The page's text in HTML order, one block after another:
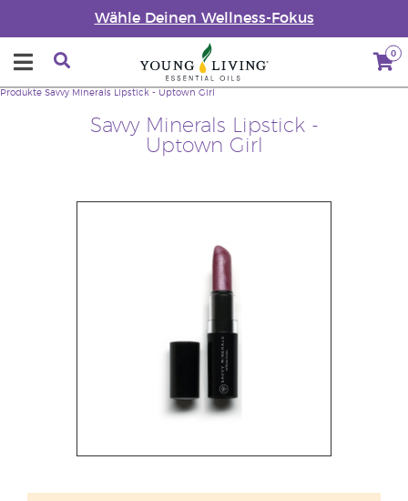
Wähle Deinen Wellness-Fokus
0
Savvy Minerals Lipstick -
Uptown Girl
Produkte Savvy Minerals Lipstick - Uptown Girl